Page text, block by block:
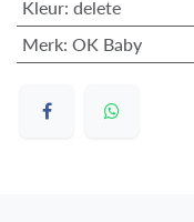
Kleur: delete
Merk: OK Baby